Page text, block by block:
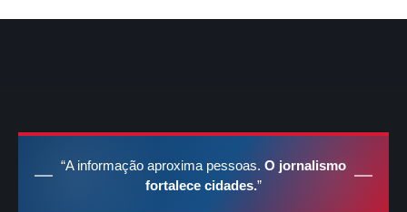
“A informação aproxima pessoas. O jornalismo
fortalece cidades.”